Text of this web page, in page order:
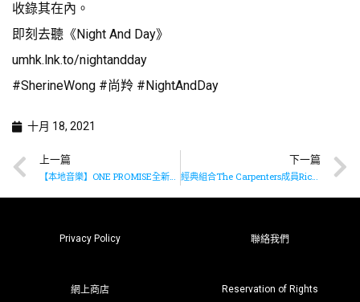
收錄其在內。
即刻去聽《Night And Day》
umhk.lnk.to/nightandday
#SherineWong #尚羚 #NightAndDay
十月 18, 2021
上一篇
【本地音樂】ONE PROMISE全新單曲 《平凡人的自傳》已推出
下一篇
經典組合The Carpenters成員Richard Carpenter將推出新專輯《Richard Carpenter’s Piano Songbook》
Privacy Policy 聯絡我們
網上商店 Reservation of Rights